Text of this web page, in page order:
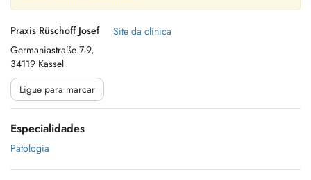
Praxis Rüschoff Josef
Germaniastraße 7-9,
34119 Kassel
Site da clínica
Ligue para marcar
Especialidades
Patologia